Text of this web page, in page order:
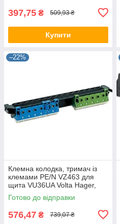
397,75 ₴ 509,93 ₴
Купити
–22%
Клемна колодка, тримач із
клемами PE/N VZ463 для
щита VU36UA Volta Hager,
для щита Хагер, боксу, шафи
Готово до відправки
576,47 ₴ 739,07 ₴